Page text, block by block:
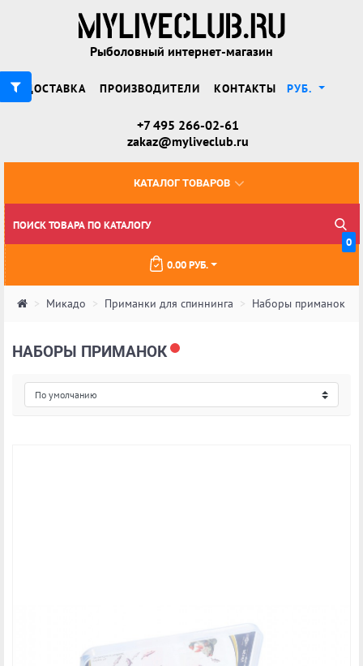
Рыболовный интернет-магазин
ДОСТАВКА ПРОИЗВОДИТЕЛИ КОНТАКТЫ РУБ.
+7 495 266-02-61
zakaz@myliveclub.ru
КАТАЛОГ ТОВАРОВ
0
0.00 РУБ.
Микадо Приманки для спиннинга Наборы приманок
НАБОРЫ ПРИМАНОК